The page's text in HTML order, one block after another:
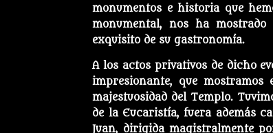
monumentos e historia que
monumental, nos ha
exquisito de su gastronomía.
A los actos privativos de dicho
impresionante, que
majestuosidad del Templo.
de la Eucaristía, fuera además
Juan, dirigida magistralmente